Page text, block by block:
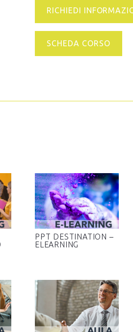
RICHIEDI
SCHEDA CORSO
PPT DESTINATION –
ELEARNING